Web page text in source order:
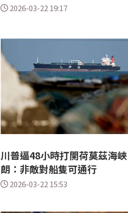
2026-03-22 19:17
川普逼48小時打開荷莫茲海
朗：非敵對船隻可通行
2026-03-22 15:53